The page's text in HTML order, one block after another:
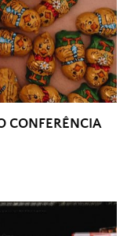
CONFERÊNCIA